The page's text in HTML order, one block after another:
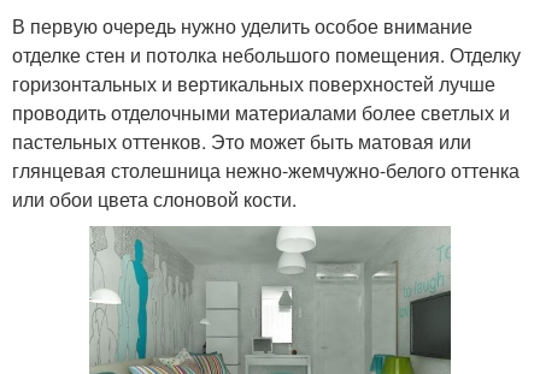
В первую очередь нужно уделить особое внимание
отделке стен и потолка небольшого помещения. Отделку
горизонтальных и вертикальных поверхностей лучше
проводить отделочными материалами более светлых и
пастельных оттенков. Это может быть матовая или
глянцевая столешница нежно-жемчужно-белого оттенка
или обои цвета слоновой кости.